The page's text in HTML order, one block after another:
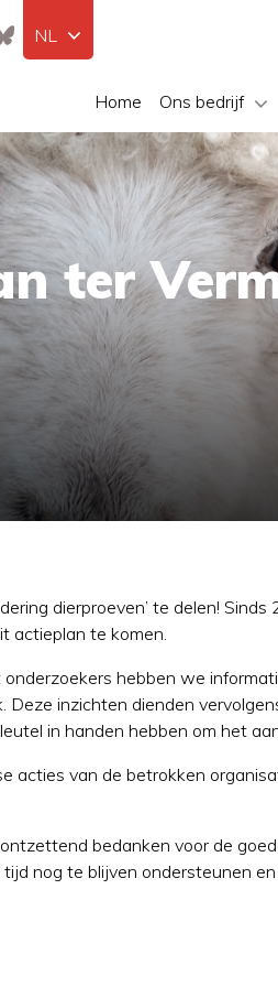
Home Ons bedrijf
NL
ter
dierproeven’ te delen!
actieplan te komen.
hebben we
inzichten dienden
in handen hebben om het
van de betrokken
bedanken voor de
nog te blijven ondersteunen